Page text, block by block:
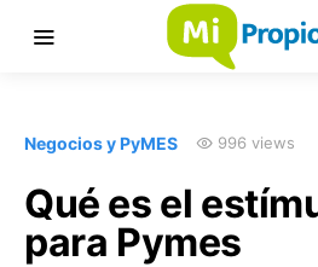
Negocios y PyMES 996 views
Qué es el
para Pymes